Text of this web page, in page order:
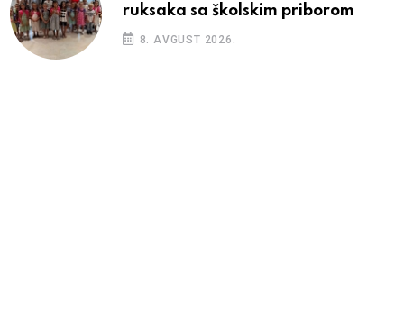
ruksaka sa školskim priborom
8. AVGUST 2026.